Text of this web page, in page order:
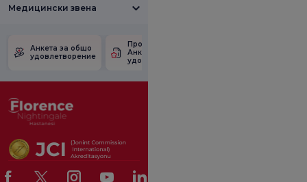
Медицински звена
Анкета за общо
удовлетворение
Проверете
Анкетата за
удовлетвореност.